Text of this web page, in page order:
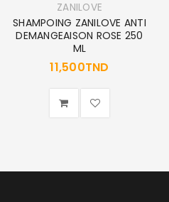
ZANILOVE
SHAMPOING ZANILOVE ANTI
DEMANGEAISON ROSE 250
ML
11,500TND